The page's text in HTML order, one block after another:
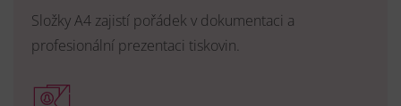
Složky A4 zajistí pořádek v dokumentaci a
profesionální prezentaci tiskovin.